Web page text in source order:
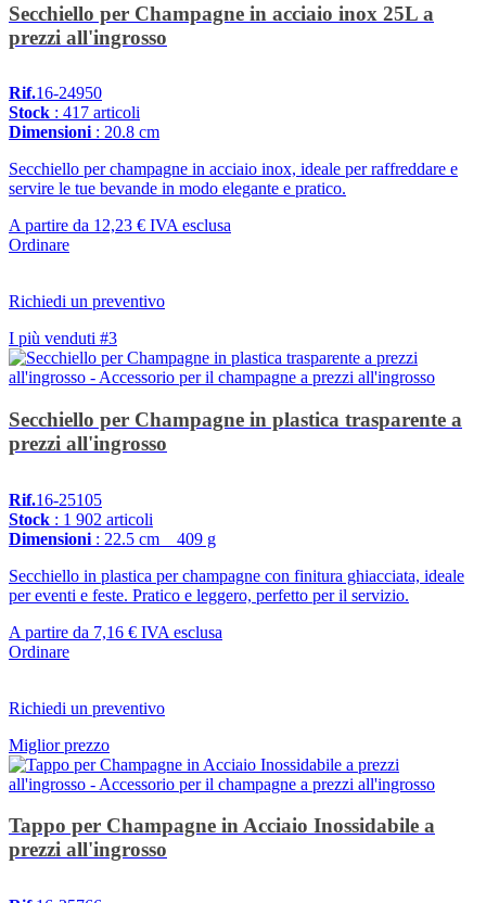
Secchiello per Champagne in acciaio inox 25L a
prezzi all'ingrosso
Rif.16-24950
Stock : 417 articoli
Dimensioni : 20.8 cm
Secchiello per champagne in acciaio inox, ideale per raffreddare e
servire le tue bevande in modo elegante e pratico.
A partire da 12,23 € IVA esclusa
Ordinare
Richiedi un preventivo
I più venduti #3
Secchiello per Champagne in plastica trasparente a
prezzi all'ingrosso
Rif.16-25105
Stock : 1 902 articoli
Dimensioni : 22.5 cm _ 409 g
Secchiello in plastica per champagne con finitura ghiacciata, ideale
per eventi e feste. Pratico e leggero, perfetto per il servizio.
A partire da 7,16 € IVA esclusa
Ordinare
Richiedi un preventivo
Miglior prezzo
Tappo per Champagne in Acciaio Inossidabile a
prezzi all'ingrosso